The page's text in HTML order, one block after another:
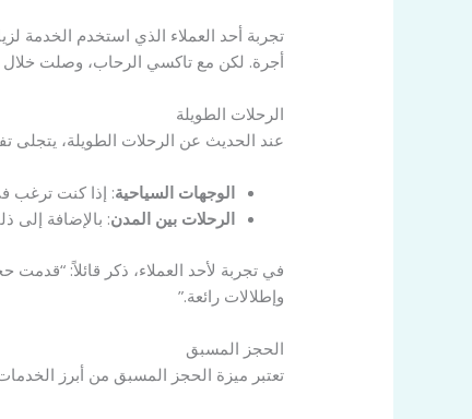
تجربة أحد العملاء الذي استخدم
أجرة. لكن مع تاكسي الرحاب، وصلت خلال
الرحلات الطويلة
عند الحديث عن الرحلات الطويلة،
الوجهات السياحية: إذا كنت ترغب
الرحلات بين المدن: بالإضافة إلى
في تجربة لأحد العملاء، ذكر قائلاً:
وإطلالات رائعة.”
الحجز المسبق
تعتبر ميزة الحجز المسبق من أبرز